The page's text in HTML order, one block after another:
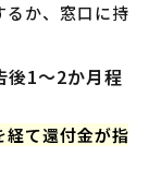
るか、窓口に持
後1〜2か月程
経て還付金が指